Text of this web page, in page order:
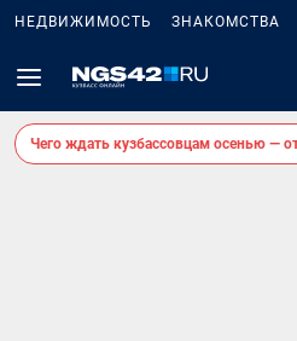
НЕДВИЖИМОСТЬ ЗНАКОМСТВА
Чего ждать кузбассовцам осенью —